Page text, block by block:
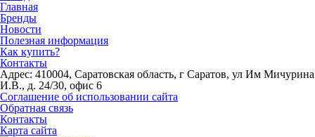
Главная
Бренды
Новости
Полезная информация
Как купить?
Контакты
Адрес: 410004, Саратовская область, г Саратов, ул Им Мичурина
И.В., д. 24/30, офис 6
Соглашение об использовании сайта
Обратная связь
Контакты
Карта сайта